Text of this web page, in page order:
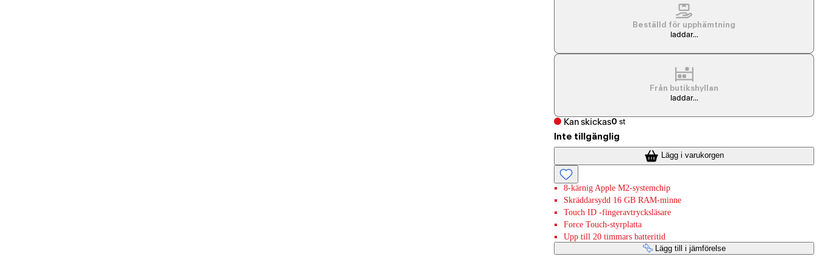
Beställd för upphämtning
laddar...
Från butikshyllan
laddar...
Kan skickas0 st
Inte tillgänglig
Lägg i varukorgen
8-kärnig Apple M2-systemchip
Skräddarsydd 16 GB RAM-minne
Touch ID -fingeravtrycksläsare
Force Touch-styrplatta
Upp till 20 timmars batteritid
Lägg till i jämförelse